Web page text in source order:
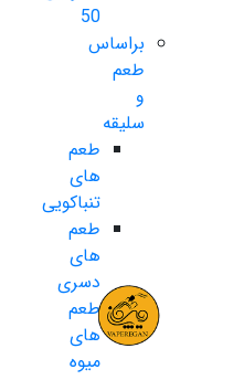
50
براساس
طعم
و
سلیقه
طعم
های
تنباکویی
طعم
های
دسری
طعم
های
میوه